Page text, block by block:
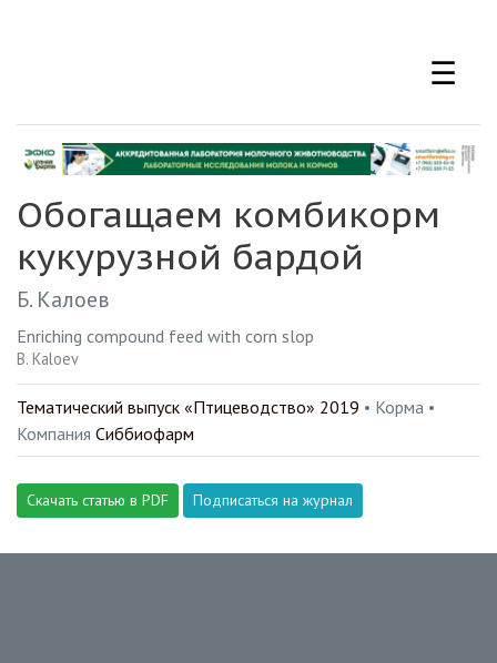
☰
Обогащаем комбикорм
кукурузной бардой
Б. Калоев
Enriching compound feed with corn slop
B. Kaloev
Тематический выпуск «Птицеводство» 2019 • Корма •
Компания Сиббиофарм
Скачать статью в PDF Подписаться на журнал